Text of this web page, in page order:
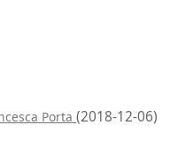
Porta (2018-12-06)